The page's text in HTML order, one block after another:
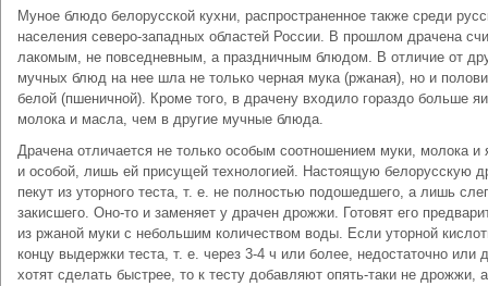
Муное блюдо белорусской кухни, распространенное также среди
населения северо-западных областей России. В прошлом драчена
лакомым, не повседневным, а праздничным блюдом. В отличие от
мучных блюд на нее шла не только черная мука (ржаная), но и
белой (пшеничной). Кроме того, в драчену входило гораздо больше
молока и масла, чем в другие мучные блюда.
Драчена отличается не только особым соотношением муки, молока и
и особой, лишь ей присущей технологией. Настоящую белорусскую
пекут из уторного теста, т. е. не полностью подошедшего, а лишь
закисшего. Оно-то и заменяет у драчен дрожжи. Готовят его
из ржаной муки с небольшим количеством воды. Если уторной
концу выдержки теста, т. е. через 3-4 ч или более, недостаточно или
хотят сделать быстрее, то к тесту добавляют опять-таки не дрожжи,